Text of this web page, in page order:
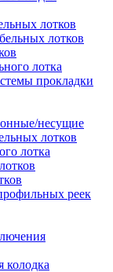
лотков
лотков
лотка
прокладки
несущие
лотков
лотка
реек
колодка